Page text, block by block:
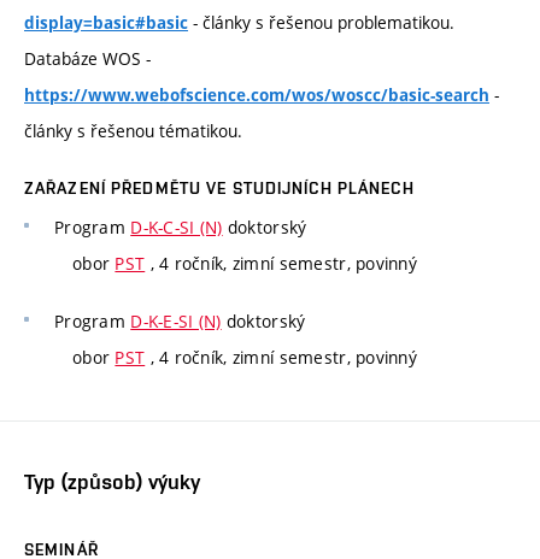
display=basic#basic - články s řešenou problematikou.
Databáze WOS -
https://www.webofscience.com/wos/woscc/basic-search -
články s řešenou tématikou.
ZAŘAZENÍ PŘEDMĚTU VE STUDIJNÍCH PLÁNECH
Program D-K-C-SI (N) doktorský
obor PST , 4 ročník, zimní semestr, povinný
Program D-K-E-SI (N) doktorský
obor PST , 4 ročník, zimní semestr, povinný
Typ (způsob) výuky
SEMINÁŘ